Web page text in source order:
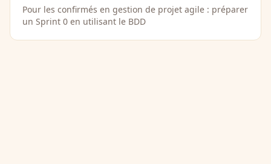
Pour les confirmés en gestion de projet agile : préparer
un Sprint 0 en utilisant le BDD